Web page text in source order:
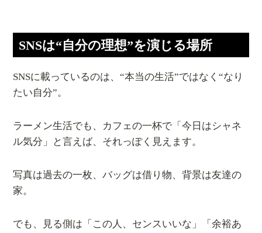
SNSは“自分の理想”を演じる場所
SNSに載っているのは、“本当の生活”ではなく“なり
たい自分”。
ラーメン生活でも、カフェの一杯で「今日はシャネ
ル気分」と言えば、それっぽく見えます。
写真は過去の一枚、バッグは借り物、背景は友達の
家。
でも、見る側は「この人、センスいいな」「余裕あ